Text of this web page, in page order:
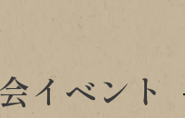
イベント